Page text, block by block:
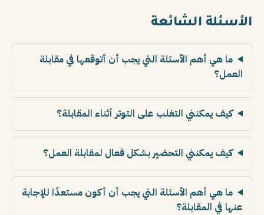
الأسئلة الشائعة
ما هي أهم الأسئلة التي يجب أن أتوقعها في مقابلة
العمل؟
كيف يمكنني التغلب على التوتر أثناء المقابلة؟
كيف يمكنني التحضير بشكل فعال لمقابلة العمل؟
ما هي أهم الأسئلة التي يجب أن أكون مستعدًا للإجابة
عنها في المقابلة؟